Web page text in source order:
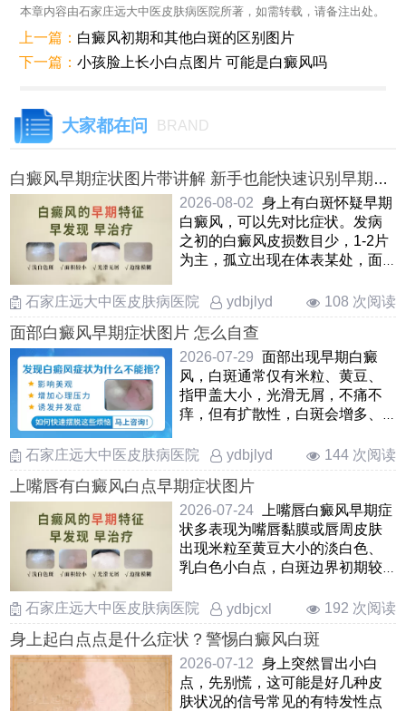
本章内容由石家庄远大中医皮肤病医院所著，如需转载，请备注出处。
上一篇： 白癜风初期和其他白斑的区别图片
下一篇：小孩脸上长小白点图片 可能是白癜风吗
大家都在问 BRAND
白癜风早期症状图片带讲解 新手也能快速识别早期白
2026-08-02 身上有白斑怀疑早期
白癜风，可以先对比症状。发病
之初的白癜风皮损数目少，1-2片
为主，孤立出现在体表某处，面
小 ……
石家庄远大中医皮肤病医院 ydbjlyd 108 次阅读
面部白癜风早期症状图片 怎么自查
2026-07-29 面部出现早期白癜
风，白斑通常仅有米粒、黄豆、
指甲盖大小，光滑无屑，不痛不
痒，但有扩散性，白斑会增多、
有 ……
石家庄远大中医皮肤病医院 ydbjlyd 144 次阅读
上嘴唇有白癜风白点早期症状图片
2026-07-24
上嘴唇白癜风早期症
状多表现为嘴唇黏膜或唇周皮肤
出现米粒至黄豆大小的淡白色、
乳白色小白点，白斑边界初期较
石家庄远大中医皮肤病医院
ydbjcxl 192 次阅读
身上起白点点是什么症状？警惕白癜风白斑
2026-07-12 身上突然冒出小白
点，先别慌，这可能是好几种皮
肤状况的信号常见的有特发性点